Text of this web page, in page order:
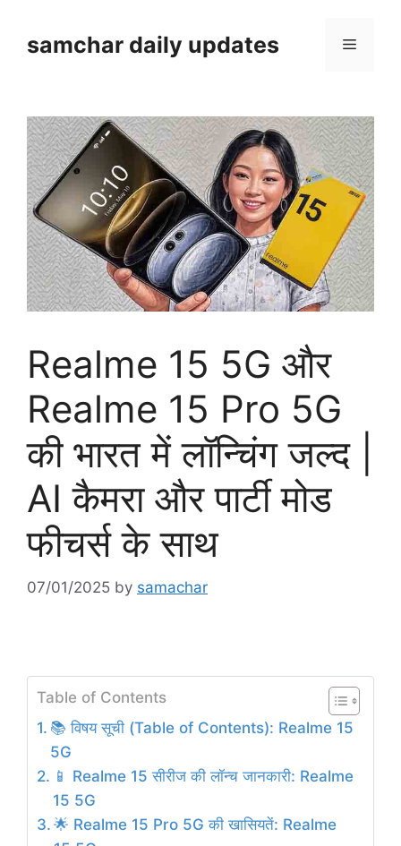
contentsamchar daily updates Menu
Realme 15 5G और
Realme 15 Pro 5G
की भारत में लॉन्चिंग जल्द |
AI कैमरा और पार्टी मोड
फीचर्स के साथ
07/01/2025 by samachar
Table of Contents
📚 विषय सूची (Table of Contents): Realme 15
5G
📱 Realme 15 सीरीज की लॉन्च जानकारी: Realme
15 5G
🌟 Realme 15 Pro 5G की खासियतें: Realme